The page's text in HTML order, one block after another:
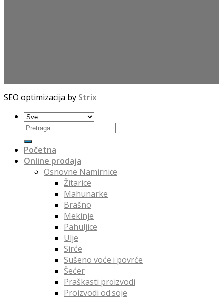
SEO optimizacija by Strix
Početna
Online prodaja
Osnovne Namirnice
Žitarice
Mahunarke
Brašno
Mekinje
Pahuljice
Ulje
Sirće
Sušeno voće i povrće
Šećer
Praškasti proizvodi
Proizvodi od soje